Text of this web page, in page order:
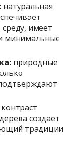
натуральная
имеет
минимальные
природные
контраст
создает
традиции